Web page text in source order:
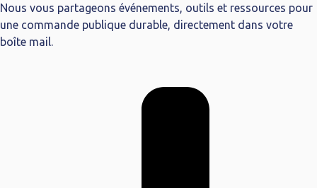
Nous vous partageons événements, outils et ressources pour
une commande publique durable, directement dans votre
boîte mail.